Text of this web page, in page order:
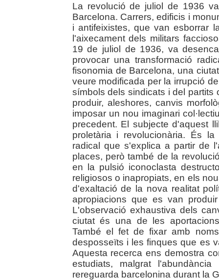
La revolució de juliol de 1936
Barcelona. Carrers, edificis i
i antifeixistes, que van esborrar
l'aixecament dels militars
19 de juliol de 1936, va
provocar una transformació
fisonomia de Barcelona, una
veure modificada per la irrupció
símbols dels sindicats i del
produir, aleshores, canvis
imposar un nou imaginari
precedent. El subjecte d'aquest
proletària i revolucionària. És
radical que s'explica a partir de
places, però també de la
en la pulsió iconoclasta
religiosos o inapropiats, en els
d'exaltació de la nova realitat
apropiacions que es van
L'observació exhaustiva dels
ciutat és una de les
També el fet de fixar amb
desposseïts i les finques que es
Aquesta recerca ens demostra
estudiats, malgrat
rereguarda barcelonina durant la